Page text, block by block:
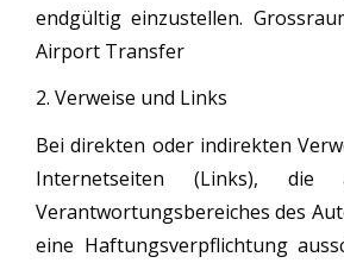
endgültig einzustellen.
Airport Transfer
2. Verweise und Links
Bei direkten oder indirekten
Internetseiten (Links), die
Verantwortungsbereiches des
eine Haftungsverpflichtung